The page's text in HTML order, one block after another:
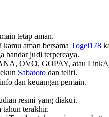
tetap aman.
aman bersama Togel178
bandar judi terpercaya.
OVO, GOPAY, atau
Sabatoto dan teliti.
dan keuangan pemain.
resmi yang diakui.
tahun terakhir.